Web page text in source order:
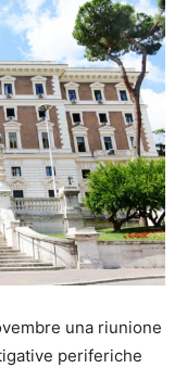
una riunione
periferiche